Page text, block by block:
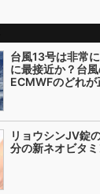
台風13号は非常
に最接近か？台
ECMWFのどれ
リョウシンJV錠
分の新ネオビタ